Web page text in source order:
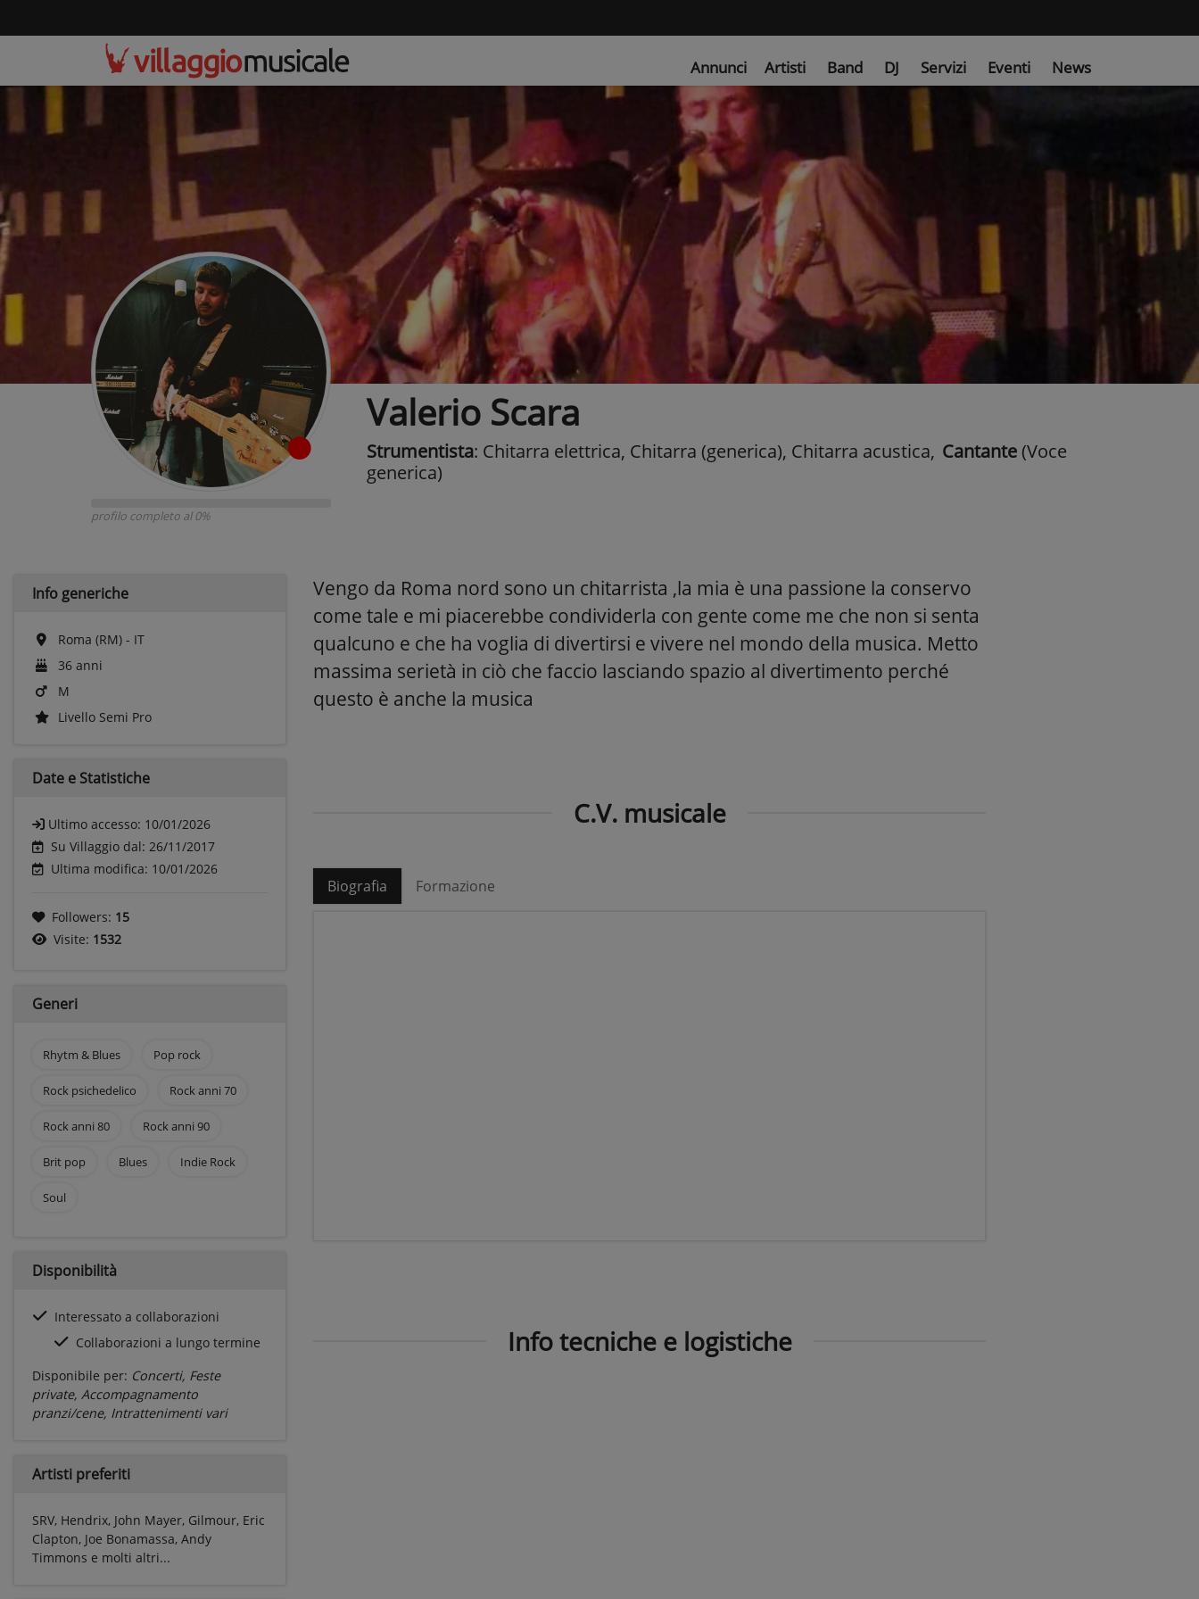
Annunci Artisti Band DJ Servizi Eventi News
profilo completo al 0%
Valerio Scara
Strumentista: Chitarra elettrica, Chitarra (generica), Chitarra acustica, Cantante (Voce
generica)
Info generiche
Roma (RM) - IT
36 anni
M
Livello Semi Pro
Date e Statistiche
Ultimo accesso: 10/01/2026
Su Villaggio dal: 26/11/2017
Ultima modifica: 10/01/2026
Followers: 15
Visite: 1532
Generi
Rhytm & Blues Pop rock
Rock psichedelico Rock anni 70
Rock anni 80 Rock anni 90
Brit pop Blues Indie Rock
Soul
Disponibilità
Interessato a collaborazioni
Collaborazioni a lungo termine
Disponibile per: Concerti, Feste
private, Accompagnamento
pranzi/cene, Intrattenimenti vari
Artisti preferiti
SRV, Hendrix, John Mayer, Gilmour, Eric
Clapton, Joe Bonamassa, Andy
Timmons e molti altri...
Vengo da Roma nord sono un chitarrista ,la mia è una passione la conservo
come tale e mi piacerebbe condividerla con gente come me che non si senta
qualcuno e che ha voglia di divertirsi e vivere nel mondo della musica. Metto
massima serietà in ciò che faccio lasciando spazio al divertimento perché
questo è anche la musica
C.V. musicale
Biografia Formazione
Info tecniche e logistiche